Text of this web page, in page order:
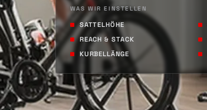
WAS WIR EINSTELLEN
SATTELHÖHE
REACH & STACK
KURBELLÄNGE